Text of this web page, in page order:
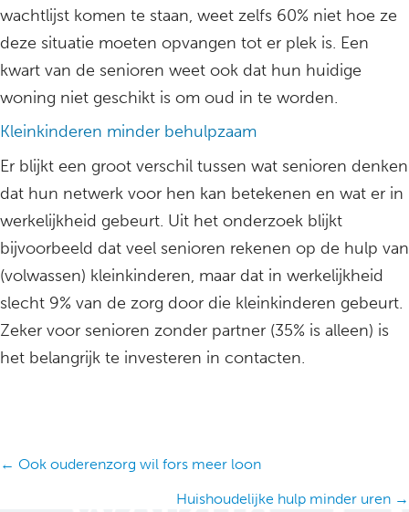
wachtlijst komen te staan, weet zelfs 60% niet hoe ze
deze situatie moeten opvangen tot er plek is. Een
kwart van de senioren weet ook dat hun huidige
woning niet geschikt is om oud in te worden.
Kleinkinderen minder behulpzaam
Er blijkt een groot verschil tussen wat senioren denken
dat hun netwerk voor hen kan betekenen en wat er in
werkelijkheid gebeurt. Uit het onderzoek blijkt
bijvoorbeeld dat veel senioren rekenen op de hulp van
(volwassen) kleinkinderen, maar dat in werkelijkheid
slecht 9% van de zorg door die kleinkinderen gebeurt.
Zeker voor senioren zonder partner (35% is alleen) is
het belangrijk te investeren in contacten.
Posts
← Ook ouderenzorg wil fors meer loon
Huishoudelijke hulp minder uren →